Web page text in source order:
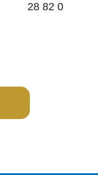
28 82 0